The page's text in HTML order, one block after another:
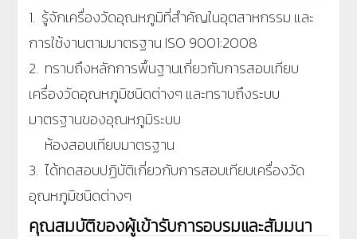
1. รู้จักเครื่องวัดอุณหภูมิที่สำคัญในอุตสาหกรรม และ
การใช้งานตามมาตรฐาน ISO 9001:2008
2. ทราบถึงหลักการพื้นฐานเกี่ยวกับการสอบเทียบ
เครื่องวัดอุณหภูมิชนิดต่างๆ และทราบถึงระบบ
มาตรฐานของอุณหภูมิระบบ
ห้องสอบเทียบมาตรฐาน
3. ได้ทดสอบปฏิบัติเกี่ยวกับการสอบเทียบเครื่องวัด
อุณหภูมิชนิดต่างๆ
คุณสมบัติของผู้เข้ารับการอบรมและสัมมนา